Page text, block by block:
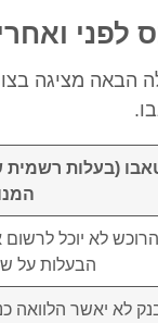
לפני
הבאה מציגה
(בעלות רשמית
הרוכש לא יוכל
הבעלות על
לא יאשר הלוואה